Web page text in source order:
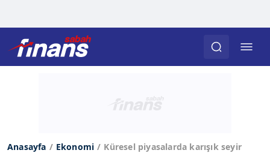
Anasayfa Ekonomi Küresel piyasalarda karışık seyir